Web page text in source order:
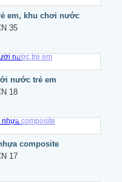
em, khu chơi nước
35
nước trẻ em
18
composite
17